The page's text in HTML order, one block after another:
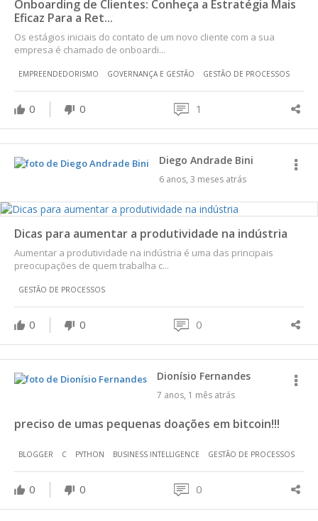
Onboarding de Clientes: Conheça a Estratégia Mais
Eficaz Para a Ret...
Os estágios iniciais do contato de um novo cliente com a sua
empresa é chamado de onboardi...
EMPREENDEDORISMO GOVERNANÇA E GESTÃO GESTÃO DE PROCESSOS
0 0 1
Diego Andrade Bini
6 anos, 3 meses atrás
Dicas para aumentar a produtividade na indústria
Aumentar a produtividade na indústria é uma das principais
preocupações de quem trabalha c...
GESTÃO DE PROCESSOS
0 0 0
Dionísio Fernandes
7 anos, 1 mês atrás
preciso de umas pequenas doações em bitcoin!!!
BLOGGER C PYTHON BUSINESS INTELLIGENCE GESTÃO DE PROCESSOS
0 0 0